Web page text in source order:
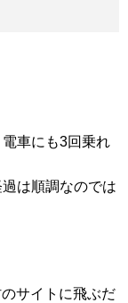
車にも3回乗れ
は順調なのでは
サイトに飛ぶだ